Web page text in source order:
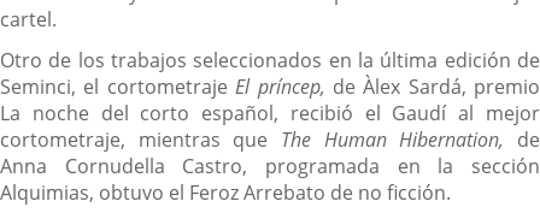
cartel.
Otro de los trabajos seleccionados en la última edición de
Seminci, el cortometrajeEl príncep, de Àlex Sardá, premio
La noche del corto español, recibió el Gaudí al mejor
cortometraje, mientras que The Human Hibernation, de
Anna Cornudella Castro, programada en la sección
Alquimias, obtuvo el Feroz Arrebato de no ficción.